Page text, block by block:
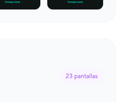
23 pantallas